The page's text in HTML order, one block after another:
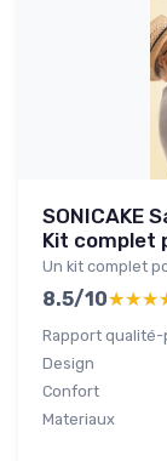
SONICAKE
Kit complet
Un kit complet
8.5/10
Rapport qualité-
Design
Confort
Materiaux